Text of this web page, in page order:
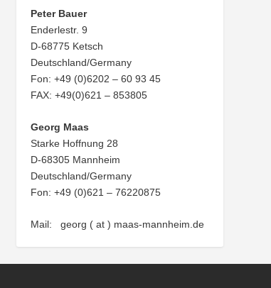
Peter Bauer
Enderlestr. 9
D-68775 Ketsch
Deutschland/Germany
Fon: +49 (0)6202 – 60 93 45
FAX: +49(0)621 – 853805
Georg Maas
Starke Hoffnung 28
D-68305 Mannheim
Deutschland/Germany
Fon: +49 (0)621 – 76220875
Mail: georg ( at ) maas-mannheim.de